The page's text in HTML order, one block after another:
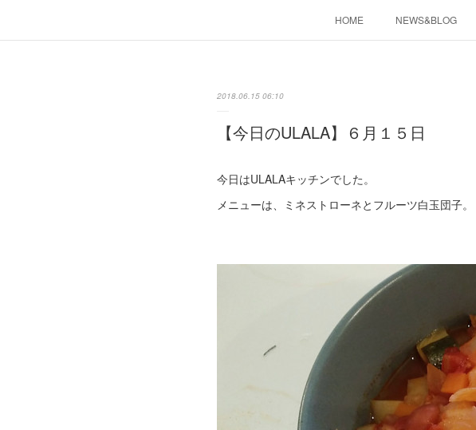
HOME NEWS&BLOG
2018.06.15 06:10
【今日のULALA】６月１５日
今日はULALAキッチンでした。
メニューは、ミネストローネとフルーツ白玉団子。